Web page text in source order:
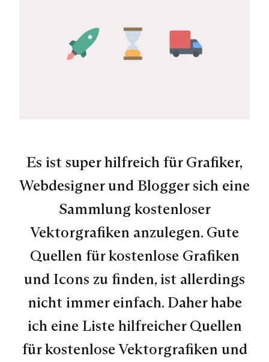
Es ist super hilfreich für Grafiker,
Webdesigner und Blogger sich eine
Sammlung kostenloser
Vektorgrafiken anzulegen. Gute
Quellen für kostenlose Grafiken
und Icons zu finden, ist allerdings
nicht immer einfach. Daher habe
ich eine Liste hilfreicher Quellen
für kostenlose Vektorgrafiken und